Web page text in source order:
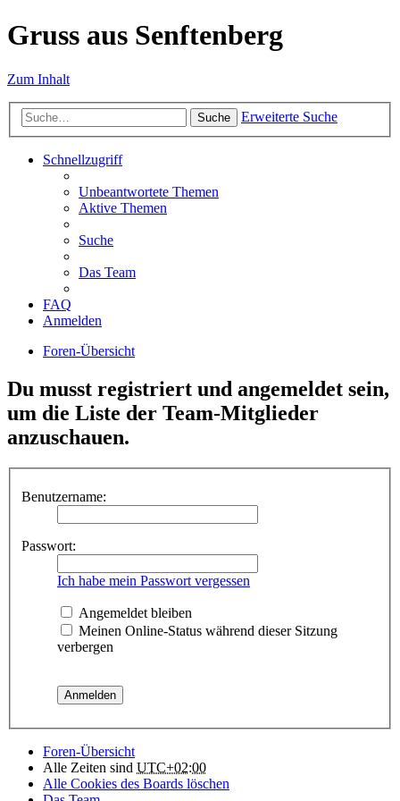
Gruss aus Senftenberg
Zum Inhalt
Suche Erweiterte Suche
Schnellzugriff
Unbeantwortete Themen
Aktive Themen
Suche
Das Team
FAQ
Anmelden
Foren-Übersicht
Du musst registriert und angemeldet sein,
um die Liste der Team-Mitglieder
anzuschauen.
Benutzername:
Passwort:
Ich habe mein Passwort vergessen
Angemeldet bleiben
Meinen Online-Status während dieser Sitzung
verbergen
Foren-Übersicht
Alle Zeiten sind UTC+02:00
Alle Cookies des Boards löschen